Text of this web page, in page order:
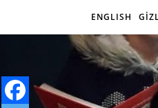
ENGLISH